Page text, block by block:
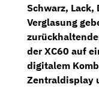
Schwarz,
Verglasung
der XC60 auf
digitalem
Zentraldisplay